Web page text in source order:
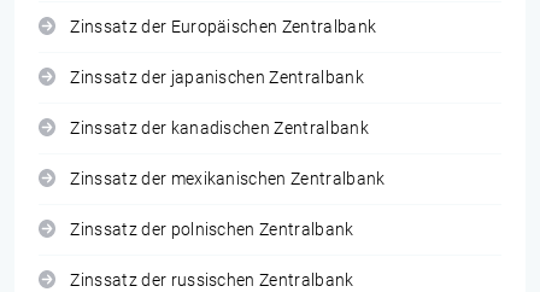
Zinssatz der Europäischen Zentralbank
Zinssatz der japanischen Zentralbank
Zinssatz der kanadischen Zentralbank
Zinssatz der mexikanischen Zentralbank
Zinssatz der polnischen Zentralbank
Zinssatz der russischen Zentralbank